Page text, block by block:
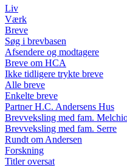
Liv
Værk
Breve
Søg i brevbasen
Afsendere og modtagere
Breve om HCA
Ikke tidligere trykte breve
Alle breve
Enkelte breve
Partner H.C. Andersens Hus
Brevveksling med fam.
Brevveksling med fam. Serre
Rundt om Andersen
Forskning
Titler oversat